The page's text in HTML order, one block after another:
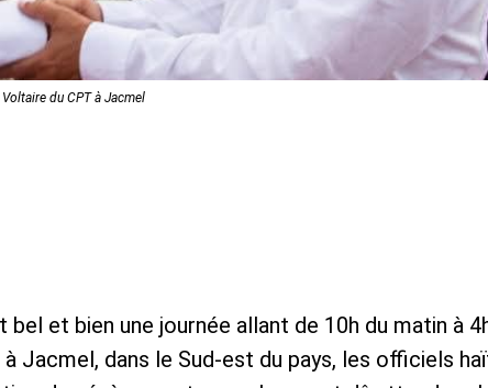
du CPT à Jacmel
bel et bien une journée allant de 10h du matin à
Jacmel, dans le Sud-est du pays, les officiels